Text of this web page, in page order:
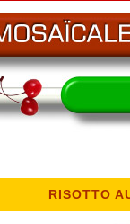
RISOTTO